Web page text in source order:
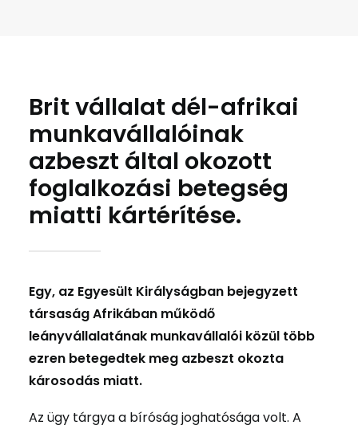
Brit vállalat dél-afrikai
munkavállalóinak
azbeszt által okozott
foglalkozási betegség
miatti kártérítése.
Egy, az Egyesült Királyságban bejegyzett
társaság Afrikában működő
leányvállalatának munkavállalói közül több
ezren betegedtek meg azbeszt okozta
károsodás miatt.
Az ügy tárgya a bíróság joghatósága volt. A